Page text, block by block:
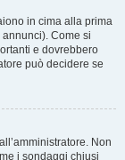
in cima alla prima
Come si
e dovrebbero
può decidere se
Non
i sondaggi chiusi